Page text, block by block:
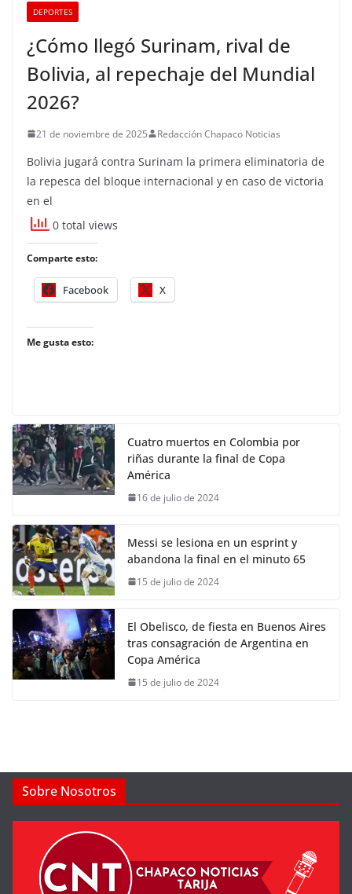
DEPORTES
¿Cómo llegó Surinam, rival de
Bolivia, al repechaje del Mundial
2026?
21 de noviembre de 2025 Redacción Chapaco Noticias
Bolivia jugará contra Surinam la primera eliminatoria de
la repesca del bloque internacional y en caso de victoria
en el
0 total views
Comparte esto:
Facebook X
Me gusta esto:
Cuatro muertos en Colombia por
riñas durante la final de Copa
América
16 de julio de 2024
Messi se lesiona en un esprint y
abandona la final en el minuto 65
15 de julio de 2024
El Obelisco, de fiesta en Buenos Aires
tras consagración de Argentina en
Copa América
15 de julio de 2024
Sobre Nosotros